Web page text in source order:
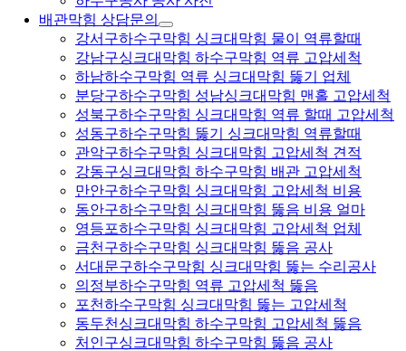
배관막힘 상담문의
강서구하수구막힘 싱크대막힘 물이 역류할때
강남구싱크대막힘 하수구막힘 역류 고압세척
하남하수구막힘 역류 싱크대막힘 뚫기 업체
분당구하수구막힘 성남싱크대막힘 맨홀 고압세척
성북구하수구막힘 싱크대막힘 역류 할때 고압세척
성동구하수구막힘 뚫기 싱크대막힘 역류할때
관악구하수구막힘 싱크대막힘 고압세척 견적
강동구싱크대막힘 하수구막힘 배관 고압세척
만안구하수구막힘 싱크대막힘 고압세척 비용
동안구하수구막힘 싱크대막힘 뚫음 비용 얼마
영등포하수구막힘 싱크대막힘 고압세척 업체
금천구하수구막힘 싱크대막힘 뚫음 공사
서대문구하수구막힘 싱크대막힘 뚫는 수리공사
의정부하수구막힘 역류 고압세척 뚫음
포천하수구막힘 싱크대막힘 뚫는 고압세척
동두천싱크대막힘 하수구막힘 고압세척 뚫음
처인구싱크대막힘 하수구막힘 뚫음 공사